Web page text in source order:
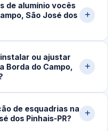
para medição,
o que garante mais
de alumínio vocês
São José dos
de fechamentos de
sob medida, sempre com
ou ajustar
Borda do Campo,
Projetos maiores,
podem exigir mais
de esquadrias na
dos Pinhais-PR?